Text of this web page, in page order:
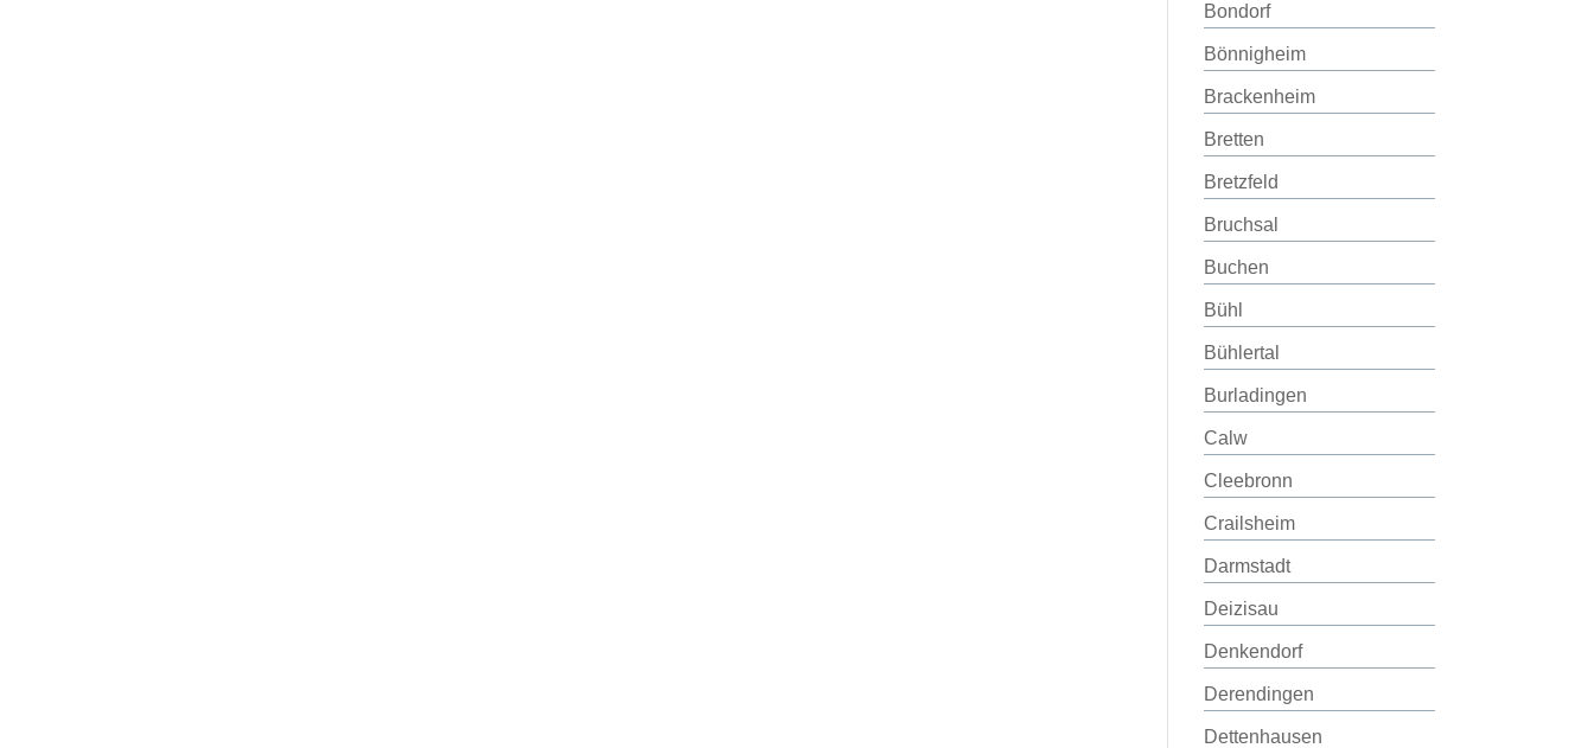
Bondorf
Bönnigheim
Brackenheim
Bretten
Bretzfeld
Bruchsal
Buchen
Bühl
Bühlertal
Burladingen
Calw
Cleebronn
Crailsheim
Darmstadt
Deizisau
Denkendorf
Derendingen
Dettenhausen